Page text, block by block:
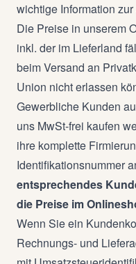
wichtige Information
Die Preise in unserem
inkl. der im Lieferland
beimVersand an
Union nicht erlassen
Gewerbliche Kunden
uns MwSt-frei kaufen
ihre komplette
Identifikationsnummer
entsprechendes
die Preise im
Wenn Sie ein
Rechnungs- und